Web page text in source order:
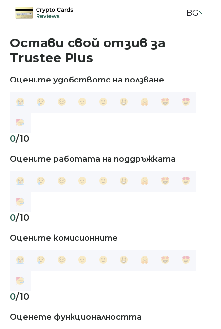
Skip
content
BG
Остави свой отзив за
Trustee Plus
Оцените удобството на ползване
0/10
Оцените работата на поддръжката
0/10
Оцените комисионните
0/10
Оценете функционалността